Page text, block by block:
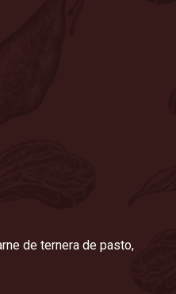
de ternera de pasto,